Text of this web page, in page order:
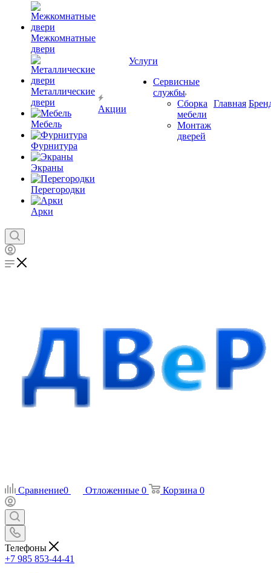
Межкомнатные
двери
Металлические
двери
Мебель
Фурнитура
Экраны
Перегородки
Арки
Акции
Услуги
Сервисные
службы
Сборка
мебели
Монтаж
дверей
Главная
Сравнение0 Отложенные 0 Корзина 0
Телефоны
+7 985 853-44-41